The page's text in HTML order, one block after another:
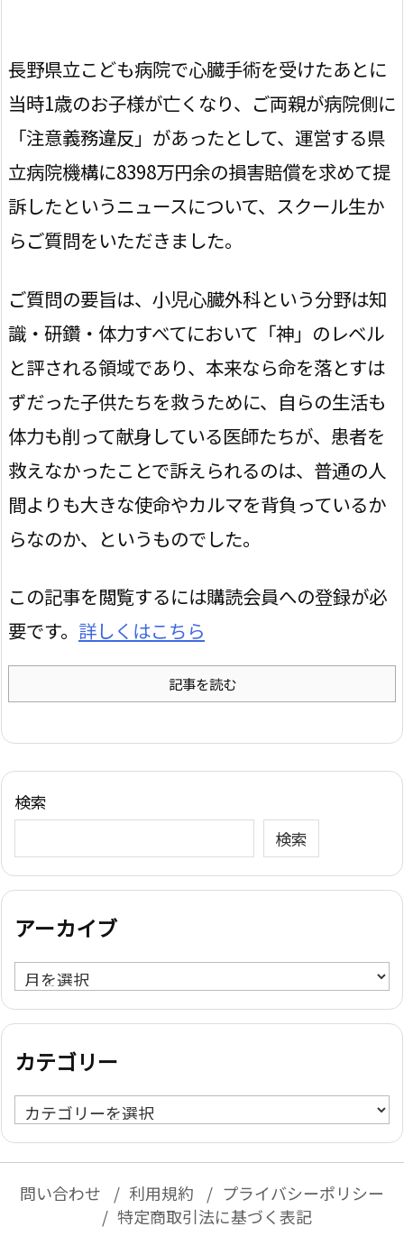
長野県立こども病院で心臓手術を受けたあとに
当時1歳のお子様が亡くなり、ご両親が病院側に
「注意義務違反」があったとして、運営する県
立病院機構に8398万円余の損害賠償を求めて提
訴したというニュースについて、スクール生か
らご質問をいただきました。
ご質問の要旨は、小児心臓外科という分野は知
識・研鑽・体力すべてにおいて「神」のレベル
と評される領域であり、本来なら命を落とすは
ずだった子供たちを救うために、自らの生活も
体力も削って献身している医師たちが、患者を
救えなかったことで訴えられるのは、普通の人
間よりも大きな使命やカルマを背負っているか
らなのか、というものでした。
この記事を閲覧するには購読会員への登録が必
要です。 詳しくはこちら
記事を読む
検索
検索
アーカイブ
ア
ー
カ
ブ
カテゴリー
カ
テ
ー
問い合わせ 利用規約
プライバシーポリシー
特定商取引法に基づく表記